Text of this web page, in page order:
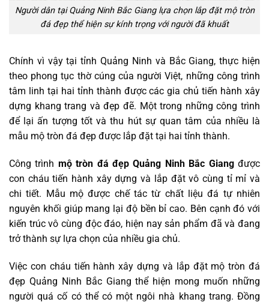
Người dân tại Quảng Ninh Bắc Giang lựa chọn lắp đặt mộ tròn
đá đẹp thể hiện sự kính trọng với người đã khuất
Chính vì vậy tại tỉnh Quảng Ninh và Bắc Giang, thực hiện
theo phong tục thờ cúng của người Việt, những công trình
tâm linh tại hai tỉnh thành được các gia chủ tiến hành xây
dựng khang trang và đẹp đẽ. Một trong những công trình
để lại ấn tượng tốt và thu hút sự quan tâm của nhiều là
mẫu mộ tròn đá đẹp được lắp đặt tại hai tỉnh thành.
Công trình mộ tròn đá đẹp Quảng Ninh Bắc Giangđược
con cháu tiến hành xây dựng và lắp đặt vô cùng tỉ mỉ và
chi tiết. Mẫu mộ được chế tác từ chất liệu đá tự nhiên
nguyên khối giúp mang lại độ bền bỉ cao. Bên cạnh đó với
kiến trúc vô cùng độc đáo, hiện nay sản phẩm đã và đang
trở thành sự lựa chọn của nhiều gia chủ.
Việc con cháu tiến hành xây dựng và lắp đặt mộ tròn đá
đẹp Quảng Ninh Bắc Giang thể hiện mong muốn những
người quá cố có thể có một ngôi nhà khang trang. Đồng